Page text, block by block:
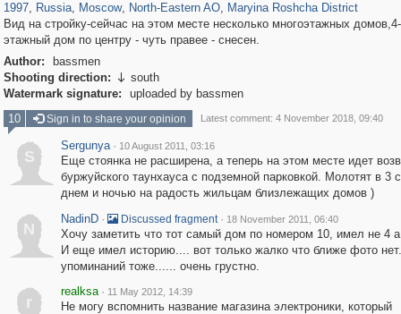
1997, Russia, Moscow, North-Eastern AO, Maryina Roshcha District
Вид на стройку-сейчас на этом месте несколько многоэтажных
этажный дом по центру - чуть правее - снесен.
Author:
bassmen
Shooting direction:  south
Watermark signature:
uploaded by bassmen
10
Sign in to share your opinion Latest comment: 4 November 2018, 09:40
S
Sergunya · 10 August 2011, 03:16
Еще стоянка не расширена, а теперь на этом месте идет
буржуйского таунхауса с подземной парковкой. Молотят в 3
днем и ночью на радость жильцам близлежащих домов )
N
NadinD · Discussed fragment · 18 November 2011, 06:40
Хочу заметить что тот самый дом по номером 10, имел не 4
И еще имел историю.... вот только жалко что ближе фото
упоминаний тоже...... очень грустно.
r
realksa · 11 May 2012, 14:39
Не могу вспомнить название магазина электроники, который